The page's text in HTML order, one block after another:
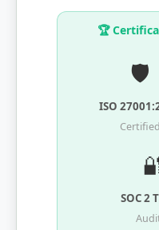
🏆
🛡️
ISO
Certified
SOC 2